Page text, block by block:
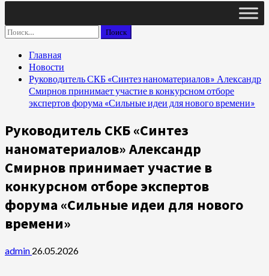
Основное
Найти:
Главная
Новости
Руководитель СКБ «Синтез наноматериалов» Александр
Смирнов принимает участие в конкурсном отборе
экспертов форума «Сильные идеи для нового времени»
Руководитель СКБ «Синтез
наноматериалов» Александр
Смирнов принимает участие в
конкурсном отборе экспертов
форума «Сильные идеи для нового
времени»
admin 26.05.2026